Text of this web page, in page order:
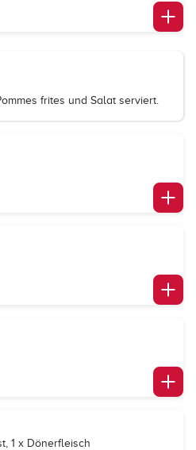
frites und Salat serviert.
1 x Dönerfleisch